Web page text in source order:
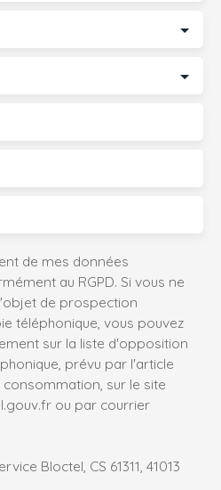
de mes données
au RGPD. Si vous ne
de prospection
téléphonique, vous pouvez
sur la liste d'opposition
prévu par l'article
consommation, sur le site
ou par courrier
Bloctel, CS 61311, 41013